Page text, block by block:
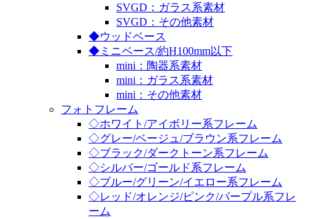
SVGD：ガラス系素材
SVGD：その他素材
◆ウッドベース
◆ミニベース/約H100mm以下
mini：陶器系素材
mini：ガラス系素材
mini：その他素材
フォトフレーム
◇ホワイト/アイボリー系フレーム
◇グレー/ベージュ/ブラウン系フレーム
◇ブラック/ダークトーン系フレーム
◇シルバー/ゴールド系フレーム
◇ブルー/グリーン/イエロー系フレーム
◇レッド/オレンジ/ピンク/パープル系フレ
ーム